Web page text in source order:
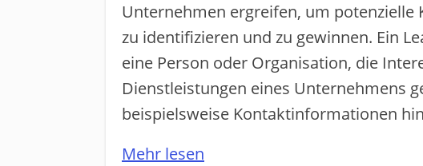
Unternehmen ergreifen, um potenzielle
zu identifizieren und zu gewinnen. Ein
eine Person oder Organisation, die
Dienstleistungen eines Unternehmens
beispielsweise Kontaktinformationen
Mehr lesen